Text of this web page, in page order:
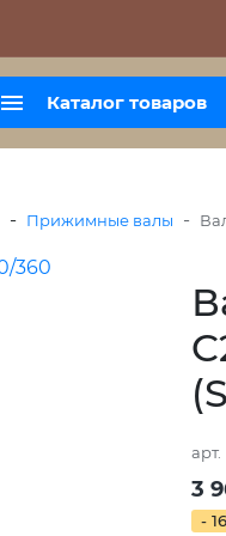
Каталог товаров
- Прижимные валы -
арт.
3
-